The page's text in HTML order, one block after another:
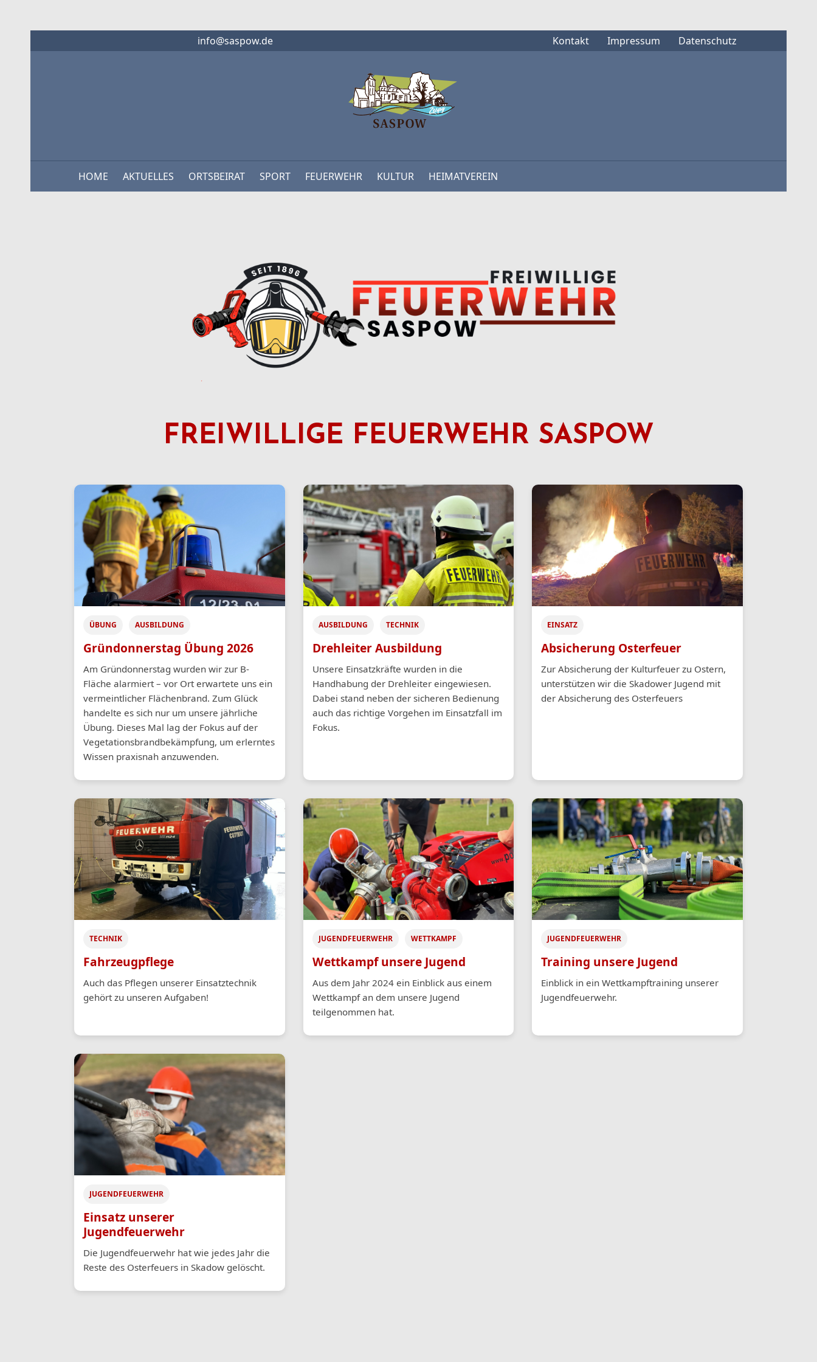
info@saspow.de
Navigation
überspringen
Kontakt Impressum Datenschutz
ÜBERSPRINGEN
HOME AKTUELLES ORTSBEIRAT SPORT FEUERWEHR KULTUR HEIMATVEREIN
FREIWILLIGE FEUERWEHR SASPOW
ÜBUNG AUSBILDUNG
Gründonnerstag Übung 2026
Am Gründonnerstag wurden wir zur B-
Fläche alarmiert – vor Ort erwartete uns ein
vermeintlicher Flächenbrand. Zum Glück
handelte es sich nur um unsere jährliche
Übung. Dieses Mal lag der Fokus auf der
Vegetationsbrandbekämpfung, um erlerntes
Wissen praxisnah anzuwenden.
AUSBILDUNG TECHNIK
Drehleiter Ausbildung
Unsere Einsatzkräfte wurden in die
Handhabung der Drehleiter eingewiesen.
Dabei stand neben der sicheren Bedienung
auch das richtige Vorgehen im Einsatzfall im
Fokus.
EINSATZ
Absicherung Osterfeuer
Zur Absicherung der Kulturfeuer zu Ostern,
unterstützen wir die Skadower Jugend mit
der Absicherung des Osterfeuers
TECHNIK
Fahrzeugpflege
Auch das Pflegen unserer Einsatztechnik
gehört zu unseren Aufgaben!
JUGENDFEUERWEHR WETTKAMPF
Wettkampf unsere Jugend
Aus dem Jahr 2024 ein Einblick aus einem
Wettkampf an dem unsere Jugend
teilgenommen hat.
JUGENDFEUERWEHR
Training unsere Jugend
Einblick in ein Wettkampftraining unserer
Jugendfeuerwehr.
JUGENDFEUERWEHR
Einsatz unserer
Jugendfeuerwehr
Die Jugendfeuerwehr hat wie jedes Jahr die
Reste des Osterfeuers in Skadow gelöscht.